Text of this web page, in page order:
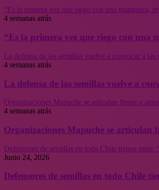
“Es la primera vez que riego con una manguera,
4 semanas atrás
“Es la primera vez que riego con una
La defensa de las semillas vuelve a convocar a
4 semanas atrás
La defensa de las semillas vuelve a
Organizaciones Mapuche se articulan frente a
4 semanas atrás
Organizaciones Mapuche se articulan
Defensores de semillas en todo Chile tienen entre
Junio 24, 2026
Defensores de semillas en todo Chile